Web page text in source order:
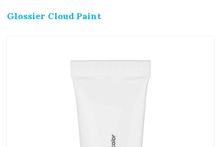
Glossier Cloud Paint